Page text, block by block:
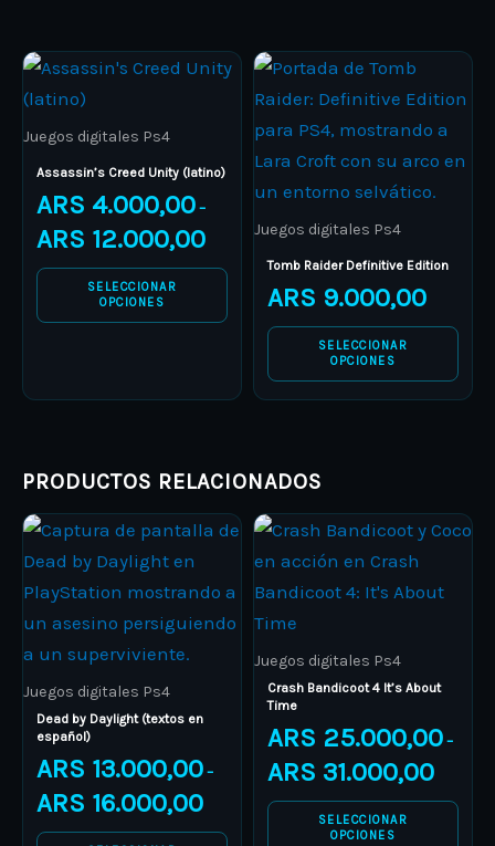
Juegos digitales Ps4
Assassin’s Creed Unity (latino)
ARS 4.000,00 –
ARS 12.000,00
Price
range:
ARS 4.000,00
ARS 12.000,00
SELECCIONAR
OPCIONES
This
product
has
variants.
options
be
the
page
Juegos digitales Ps4
Tomb Raider Definitive Edition
ARS 9.000,00
SELECCIONAR
OPCIONES
This
product
has
multiple
variants.
The
may
on
the
page
PRODUCTOS RELACIONADOS
Juegos digitales Ps4
Dead by Daylight (textos en
español)
ARS 13.000,00 –
ARS 16.000,00
Price
range:
ARS 13.000,00
ARS 16.000,00
This
product
has
multiple
variants.
The
options
may
be
chosen
on
Juegos digitales Ps4
Crash Bandicoot 4 It’s About
Time
ARS 25.000,00 –
ARS 31.000,00
range:
ARS
SELECCIONAR
OPCIONES
This
product
has
multiple
variants.
The
options
may
be
chosen